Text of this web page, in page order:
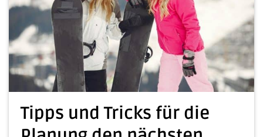
Tipps und Tricks für die